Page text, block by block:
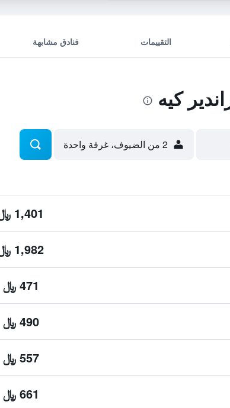
التقييمات فنادق مشابهة
كيه
2 من الضيوف، غرفة واحدة
1,401 ﷼
1,982 ﷼
471 ﷼
490 ﷼
557 ﷼
661 ﷼